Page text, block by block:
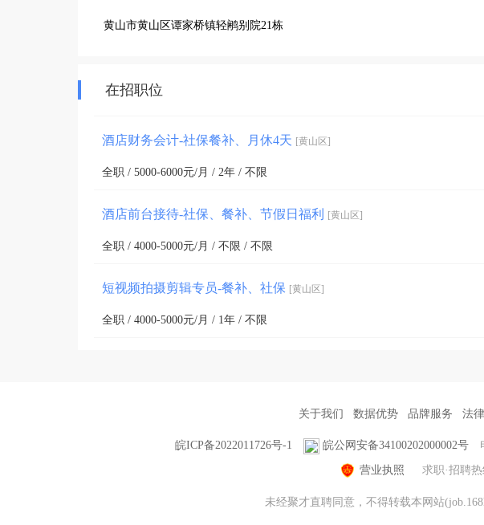
黄山市黄山区谭家桥镇轻鹇别院21栋
在招职位
酒店财务会计-社保餐补、月休4天 [黄山区]
全职 / 5000-6000元/月 / 2年 / 不限
酒店前台接待-社保、餐补、节假日福利 [黄山区]
全职 / 4000-5000元/月 / 不限 / 不限
短视频拍摄剪辑专员-餐补、社保 [黄山区]
全职 / 4000-5000元/月 / 1年 / 不限
关于我们 数据优势 品牌服务 法
皖ICP备2022011726号-1 皖公网安备34100202000002号
营业执照 求职·招聘热
未经聚才直聘同意，不得转载本网站